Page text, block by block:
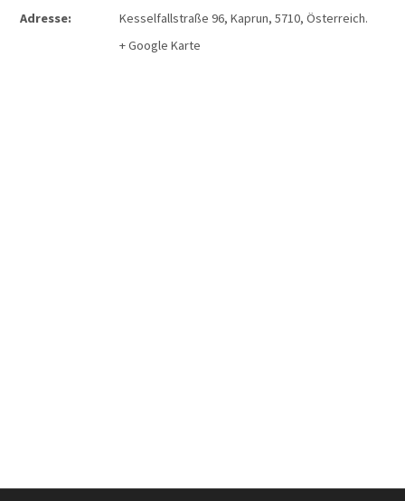
Adresse: Kesselfallstraße 96, Kaprun, 5710, Österreich.
+ Google Karte